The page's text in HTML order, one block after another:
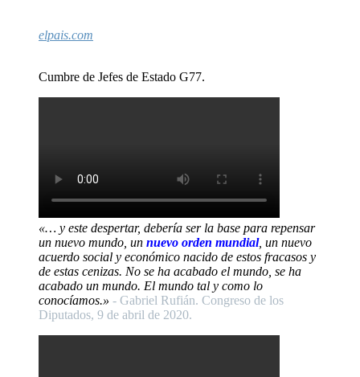
elpais.com
Cumbre de Jefes de Estado G77.
«… y este despertar, debería ser la base para repensar
un nuevo mundo, un nuevo orden mundial, un nuevo
acuerdo social y económico nacido de estos fracasos y
de estas cenizas. No se ha acabado el mundo, se ha
acabado un mundo. El mundo tal y como lo
conocíamos.» - Gabriel Rufián. Congreso de los
Diputados, 9 de abril de 2020.